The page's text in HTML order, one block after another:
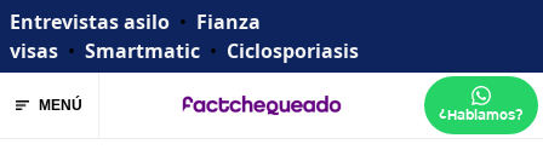
Entrevistas asilo • Fianza
visas • Smartmatic • Ciclosporiasis
MENÚ ¿Hablamos?